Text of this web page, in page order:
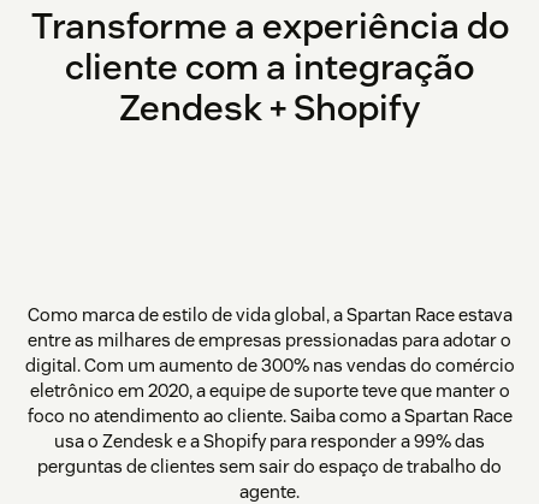
Transforme a experiência do
cliente com a integração
Zendesk + Shopify
Como marca de estilo de vida global, a Spartan Race estava
entre as milhares de empresas pressionadas para adotar o
digital. Com um aumento de 300% nas vendas do comércio
eletrônico em 2020, a equipe de suporte teve que manter o
foco no atendimento ao cliente. Saiba como a Spartan Race
usa o Zendesk e a Shopify para responder a 99% das
perguntas de clientes sem sair do espaço de trabalho do
agente.